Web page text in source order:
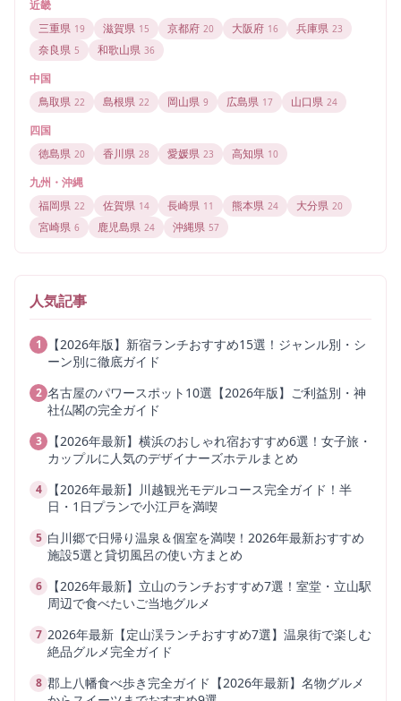
近畿
三重県 19 滋賀県 15 京都府 20 大阪府 16 兵庫県 23
奈良県 5 和歌山県 36
中国
鳥取県 22 島根県 22 岡山県 9 広島県 17 山口県 24
四国
徳島県 20 香川県 28 愛媛県 23 高知県 10
九州・沖縄
福岡県 22 佐賀県 14 長崎県 11 熊本県 24 大分県 20
宮崎県 6 鹿児島県 24 沖縄県 57
人気記事
1
【2026年版】新宿ランチおすすめ15選！ジャンル別・シ
ーン別に徹底ガイド
2 名古屋のパワースポット10選【2026年版】ご利益別・神
社仏閣の完全ガイド
3
【2026年最新】横浜のおしゃれ宿おすすめ6選！女子旅・
カップルに人気のデザイナーズホテルまとめ
4
【2026年最新】川越観光モデルコース完全ガイド！半
日・1日プランで小江戸を満喫
5 白川郷で日帰り温泉＆個室を満喫！2026年最新おすすめ
施設5選と貸切風呂の使い方まとめ
6
【2026年最新】立山のランチおすすめ7選！室堂・立山駅
周辺で食べたいご当地グルメ
7 2026年最新【定山渓ランチおすすめ7選】温泉街で楽しむ
絶品グルメ完全ガイド
8 郡上八幡食べ歩き完全ガイド【2026年最新】名物グルメ